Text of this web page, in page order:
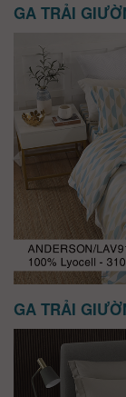
GA TRẢI
GA TRẢI